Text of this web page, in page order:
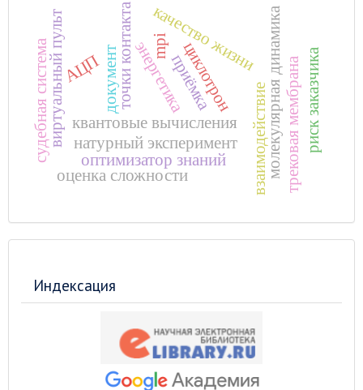
квантовые вычисления взаимодействие
энергетика
виртуальный пульт молекулярная динамика
натурный эксперимент
mpi
качество жизни
судебная система документ
оптимизатор знаний
точки контакта
трековая мембрана
циклотрон
оценка сложности
АЦП риск заказчика
приёмка
Индексация